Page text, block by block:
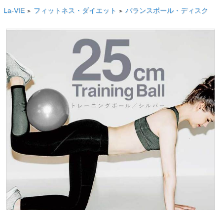
La-VIE > フィットネス・ダイエット > バランスボール・ディスク